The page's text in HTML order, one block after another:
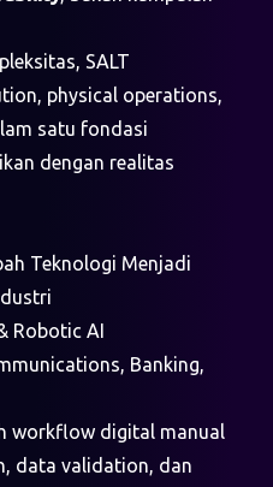
SALT
physical operations,
satu fondasi
dengan realitas
Teknologi Menjadi
Robotic AI
Banking,
workflow digital manual
data validation, dan